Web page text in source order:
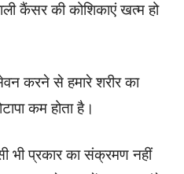
कैंसर की कोशिकाएं खत्म हो
करने से हमारे शरीर का
कम होता है।
भी प्रकार का संक्रमण नहीं